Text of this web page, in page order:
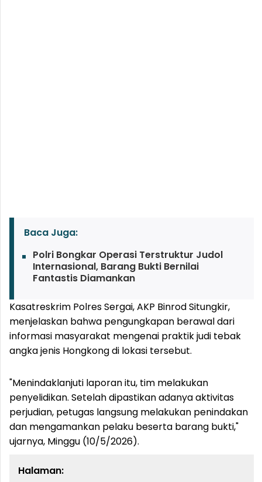
Baca Juga:
Polri Bongkar Operasi Terstruktur Judol
Internasional, Barang Bukti Bernilai
Fantastis Diamankan
Kasatreskrim Polres Sergai, AKP Binrod Situngkir,
menjelaskan bahwa pengungkapan berawal dari
informasi masyarakat mengenai praktik judi tebak
angka jenis Hongkong di lokasi tersebut.
"Menindaklanjuti laporan itu, tim melakukan
penyelidikan. Setelah dipastikan adanya aktivitas
perjudian, petugas langsung melakukan penindakan
dan mengamankan pelaku beserta barang bukti,"
ujarnya, Minggu (10/5/2026).
Halaman: